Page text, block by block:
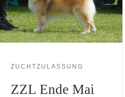
ZUCHTZULASSUNG
ZZL Ende Mai